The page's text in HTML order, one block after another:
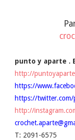
punto y aparte .
http://
https://
https://twitter.com/
http://
T: 2091-6575